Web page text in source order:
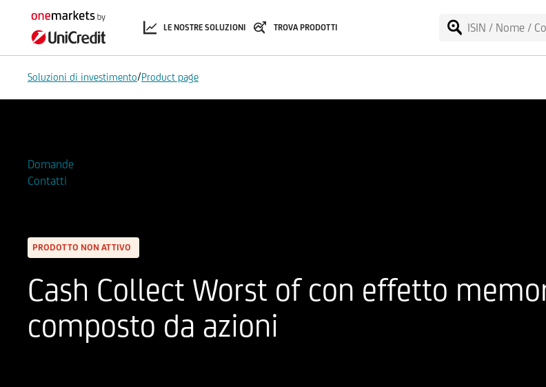
LE NOSTRE SOLUZIONI TROVA PRODOTTI
Soluzioni di investimento/Product page
Domande
Contatti
PRODOTTO NON ATTIVO
Cash Collect Worst of con effetto
composto da azioni